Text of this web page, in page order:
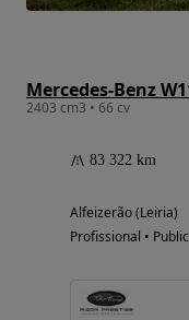
Mercedes-Benz
2403 cm3 • 66 cv
83 322 km
Alfeizerão (Leiria)
Profissional •